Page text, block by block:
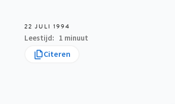
22 JULI 1994
Leestijd 1 minuut
Citeren